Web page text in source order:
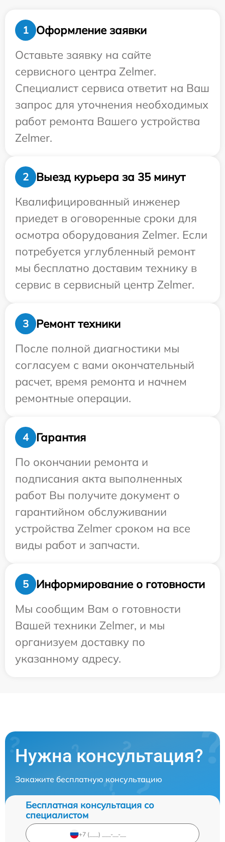
1
Оформление заявки
Оставьте заявку на сайте
сервисного центра Zelmer.
Специалист сервиса ответит на Ваш
запрос для уточнения необходимых
работ ремонта Вашего устройства
Zelmer.
2
Выезд курьера за 35 минут
Квалифицированный инженер
приедет в оговоренные сроки для
осмотра оборудования Zelmer. Если
потребуется углубленный ремонт
мы бесплатно доставим технику в
сервис в сервисный центр Zelmer.
3
Ремонт техники
После полной диагностики мы
согласуем с вами окончательный
расчет, время ремонта и начнем
ремонтные операции.
4
Гарантия
По окончании ремонта и
подписания акта выполненных
работ Вы получите документ о
гарантийном обслуживании
устройства Zelmer сроком на все
виды работ и запчасти.
5
Информирование о готовности
Мы сообщим Вам о готовности
Вашей техники Zelmer, и мы
организуем доставку по
указанному адресу.
Нужна консультация?
Закажите бесплатную консультацию
Бесплатная консультация со
специалистом